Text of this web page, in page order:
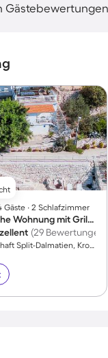
Gäste ∙ 2 Schlafzimmer
Kinderfreundliche Wohnung mit Grill | Meerblick | Haustierfreundlich
(29 Bewertungen)
Split, Gespanschaft Split-Dalmatien, Kroatien